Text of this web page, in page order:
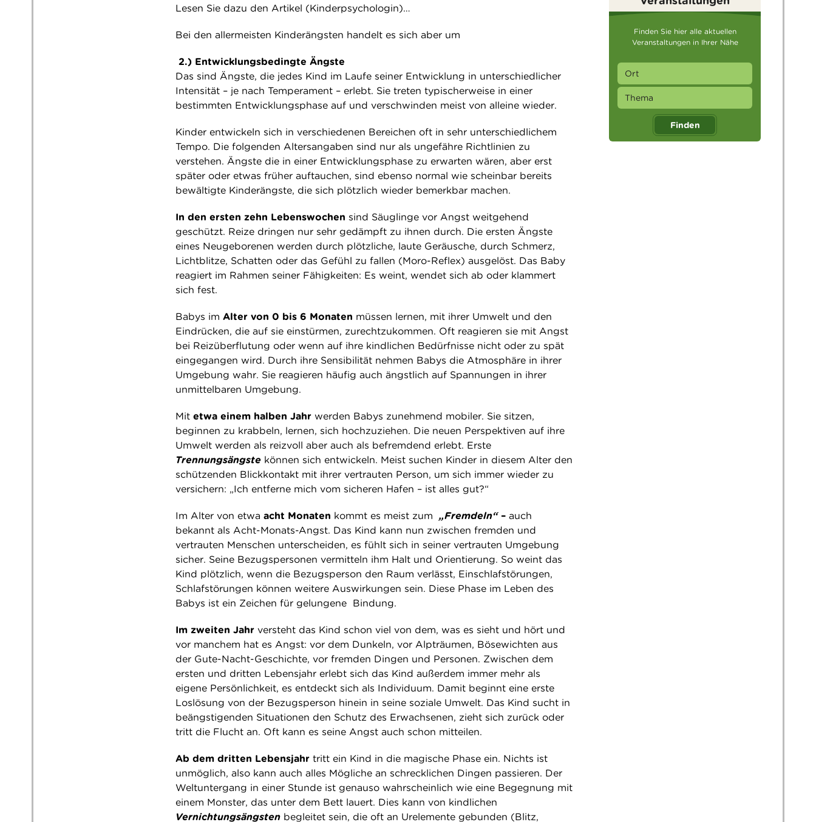
Lesen Sie dazu den Artikel (Kinderpsychologin)…
Bei den allermeisten Kinderängsten handelt es sich aber um
2.) Entwicklungsbedingte Ängste
Das sind Ängste, die jedes Kind im Laufe seiner Entwicklung in unterschiedlicher
Intensität – je nach Temperament – erlebt. Sie treten typischerweise in einer
bestimmten Entwicklungsphase auf und verschwinden meist von alleine wieder.
Kinder entwickeln sich in verschiedenen Bereichen oft in sehr unterschiedlichem
Tempo. Die folgenden Altersangaben sind nur als ungefähre Richtlinien zu
verstehen. Ängste die in einer Entwicklungsphase zu erwarten wären, aber erst
später oder etwas früher auftauchen, sind ebenso normal wie scheinbar bereits
bewältigte Kinderängste, die sich plötzlich wieder bemerkbar machen.
In den ersten zehn Lebenswochen sind Säuglinge vor Angst weitgehend
geschützt. Reize dringen nur sehr gedämpft zu ihnen durch. Die ersten Ängste
eines Neugeborenen werden durch plötzliche, laute Geräusche, durch Schmerz,
Lichtblitze, Schatten oder das Gefühl zu fallen (Moro-Reflex) ausgelöst. Das Baby
reagiert im Rahmen seiner Fähigkeiten: Es weint, wendet sich ab oder klammert
sich fest.
Babys im Alter von 0 bis 6 Monaten müssen lernen, mit ihrer Umwelt und den
Eindrücken, die auf sie einstürmen, zurechtzukommen. Oft reagieren sie mit Angst
bei Reizüberflutung oder wenn auf ihre kindlichen Bedürfnisse nicht oder zu spät
eingegangen wird. Durch ihre Sensibilität nehmen Babys die Atmosphäre in ihrer
Umgebung wahr. Sie reagieren häufig auch ängstlich auf Spannungen in ihrer
unmittelbaren Umgebung.
Mit etwa einem halben Jahr werden Babys zunehmend mobiler. Sie sitzen,
beginnen zu krabbeln, lernen, sich hochzuziehen. Die neuen Perspektiven auf ihre
Umwelt werden als reizvoll aber auch als befremdend erlebt. Erste
Trennungsängste können sich entwickeln. Meist suchen Kinder in diesem Alter den
schützenden Blickkontakt mit ihrer vertrauten Person, um sich immer wieder zu
versichern: „Ich entferne mich vom sicheren Hafen – ist alles gut?“
Im Alter von etwa acht Monaten kommt es meist zum „Fremdeln“– auch
bekannt als Acht-Monats-Angst. Das Kind kann nun zwischen fremden und
vertrauten Menschen unterscheiden, es fühlt sich in seiner vertrauten Umgebung
sicher. Seine Bezugspersonen vermitteln ihm Halt und Orientierung. So weint das
Kind plötzlich, wenn die Bezugsperson den Raum verlässt, Einschlafstörungen,
Schlafstörungen können weitere Auswirkungen sein. Diese Phase im Leben des
Babys ist ein Zeichen für gelungene Bindung.
Im zweiten Jahr versteht das Kind schon viel von dem, was es sieht und hört und
vor manchem hat es Angst: vor dem Dunkeln, vor Alpträumen, Bösewichten aus
der Gute-Nacht-Geschichte, vor fremden Dingen und Personen. Zwischen dem
ersten und dritten Lebensjahr erlebt sich das Kind außerdem immer mehr als
eigene Persönlichkeit, es entdeckt sich als Individuum. Damit beginnt eine erste
Loslösung von der Bezugsperson hinein in seine soziale Umwelt. Das Kind sucht in
beängstigenden Situationen den Schutz des Erwachsenen, zieht sich zurück oder
tritt die Flucht an. Oft kann es seine Angst auch schon mitteilen.
Ab dem dritten Lebensjahr tritt ein Kind in die magische Phase ein. Nichts ist
unmöglich, also kann auch alles Mögliche an schrecklichen Dingen passieren. Der
Weltuntergang in einer Stunde ist genauso wahrscheinlich wie eine Begegnung mit
einem Monster, das unter dem Bett lauert. Dies kann von kindlichen
Vernichtungsängsten begleitet sein, die oft an Urelemente gebunden (Blitz,
Finden Sie hier alle aktuellen
Veranstaltungen in Ihrer Nähe
Finden